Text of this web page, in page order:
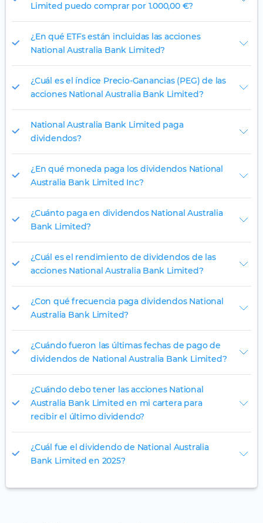
Limited puedo comprar por 1.000,00 €?
¿En qué ETFs están incluidas las acciones
National Australia Bank Limited?
¿Cuál es el índice Precio-Ganancias (PEG) de las
acciones National Australia Bank Limited?
National Australia Bank Limited paga
dividendos?
¿En qué moneda paga los dividendos National
Australia Bank Limited Inc?
¿Cuánto paga en dividendos National Australia
Bank Limited?
¿Cuál es el rendimiento de dividendos de las
acciones National Australia Bank Limited?
¿Con qué frecuencia paga dividendos National
Australia Bank Limited?
¿Cuándo fueron las últimas fechas de pago de
dividendos de National Australia Bank Limited?
¿Cuándo debo tener las acciones National
Australia Bank Limited en mi cartera para
recibir el último dividendo?
¿Cuál fue el dividendo de National Australia
Bank Limited en 2025?